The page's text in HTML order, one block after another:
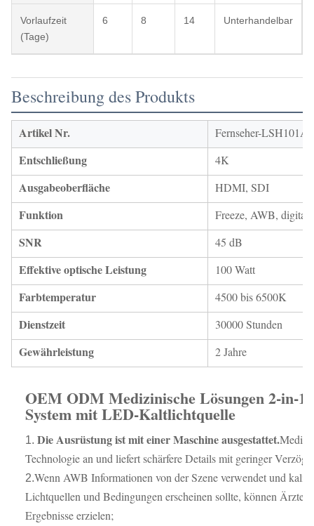
Vorlaufzeit
(Tage)
6 8 14 Unterhandelbar
Beschreibung des Produkts
Artikel Nr. Fernseher-LSH101A
Entschließung 4K
Ausgabeoberfläche HDMI, SDI
Funktion Freeze, AWB,
SNR 45 dB
Effektive optische Leistung 100 Watt
Farbtemperatur 4500 bis 6500K
Dienstzeit 30000 Stunden
Gewährleistung 2 Jahre
OEM ODM Medizinische Lösungen 2-in-
System mit LED-Kaltlichtquelle
1. Die Ausrüstung ist mit einer Maschine ausgestattet.
Technologie an und liefert schärfere Details mit geringer
2.Wenn AWB Informationen von der Szene verwendet und
Lichtquellen und Bedingungen erscheinen sollte, können Ärzte
Ergebnisse erzielen;